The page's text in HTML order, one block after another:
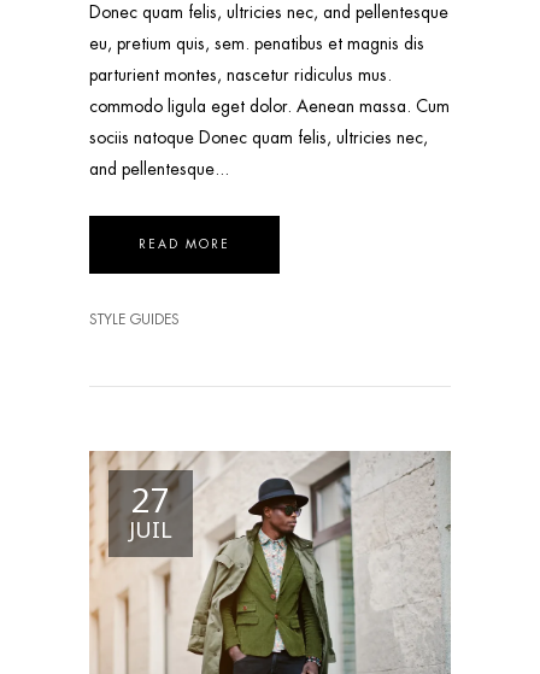
Donec quam felis, ultricies nec, and pellentesque
eu, pretium quis, sem. penatibus et magnis dis
parturient montes, nascetur ridiculus mus.
commodo ligula eget dolor. Aenean massa. Cum
sociis natoque Donec quam felis, ultricies nec,
and pellentesque
READ MORE
STYLE GUIDES
27
JUIL